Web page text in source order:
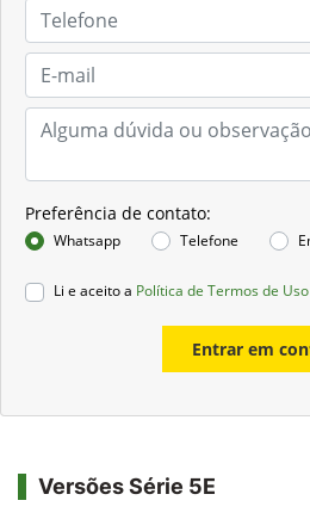
Preferência de contato:
Whatsapp Telefone
Li e aceito a Política de Termos de
Entrar em
Versões Série 5E